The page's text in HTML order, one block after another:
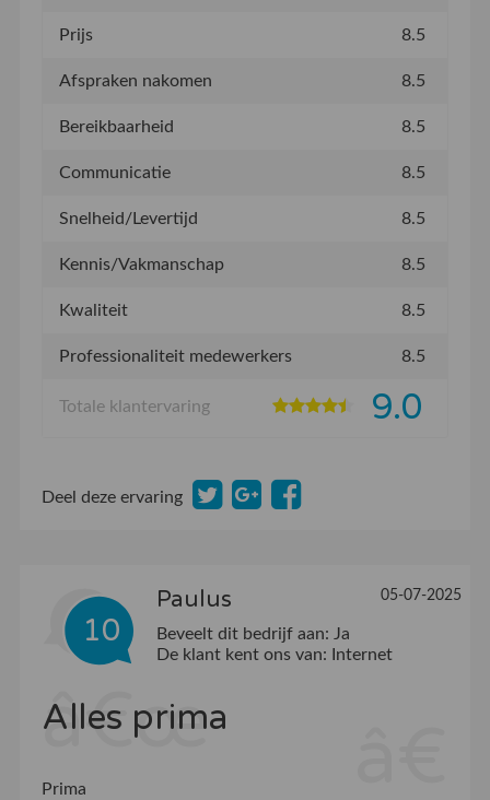
Prijs 8.5
Afspraken nakomen 8.5
Bereikbaarheid 8.5
Communicatie 8.5
Snelheid/Levertijd 8.5
Kennis/Vakmanschap 8.5
Kwaliteit 8.5
Professionaliteit medewerkers 8.5
Totale klantervaring 9.0
Deel deze ervaring
10
Paulus 05-07-2025
Beveelt dit bedrijf aan: Ja
De klant kent ons van:
Internet
Alles prima
Prima